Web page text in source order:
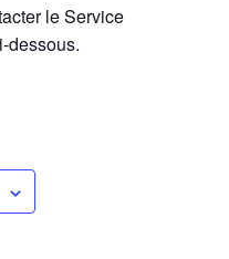
le Service
dessous.